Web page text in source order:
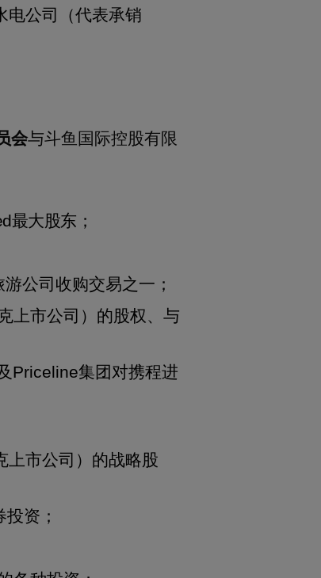
电公司（代表承销
会与斗鱼国际控股有限
最大股东；
公司收购交易之一；
上市公司）的股权、与
Priceline集团对携程进
上市公司）的战略股
资；